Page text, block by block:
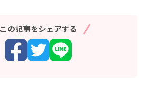
この記事をシェアする